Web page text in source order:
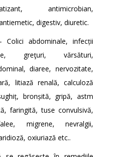
antimicrobian,
digestiv, diuretic.
Colici abdominale, infecții
greţuri, vărsături,
diaree, nervozitate,
litiază renală, calculoză
bronșită, gripă, astm
faringită, tuse convulsivă,
migrene, nevralgii,
oxiuriază etc..